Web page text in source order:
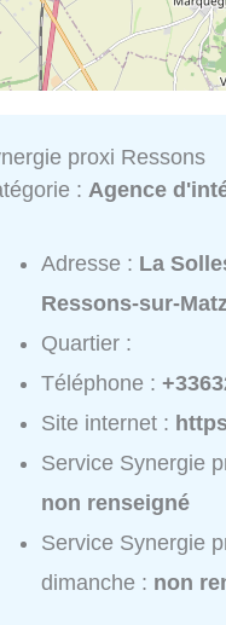
proxi Ressons
: Agence
Adresse : La
Ressons-sur-
Quartier :
Téléphone :
Site internet :
Service Synergie
non renseigné
Service Synergie
dimanche : non